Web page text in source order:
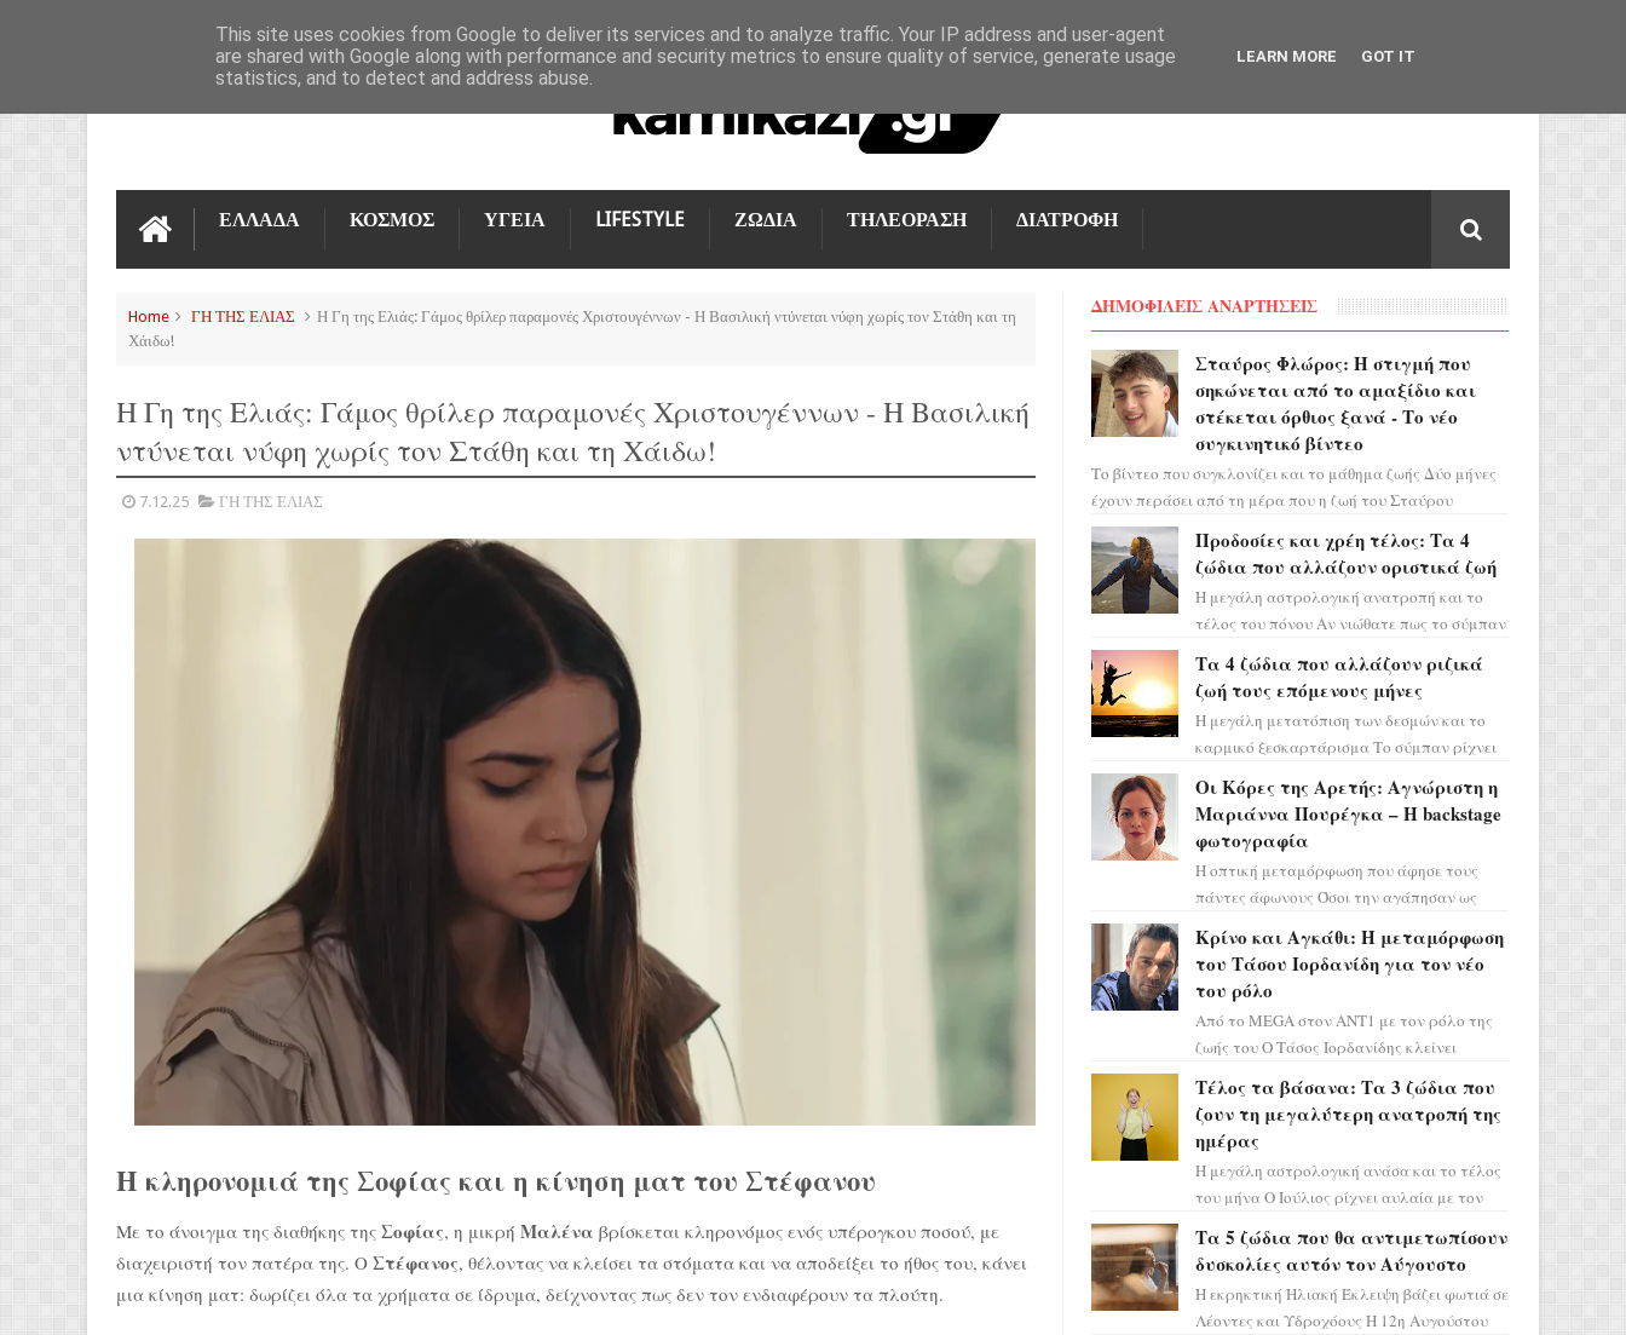
ΕΠΙΚΟΙΝΩΝΊΑ
ΕΛΛΑΔΑ ΚΟΣΜΟΣ ΥΓΕΙΑ LIFESTYLE ΖΩΔΙΑ ΤΗΛΕΟΡΑΣΗ ΔΙΑΤΡΟΦΗ
Home ΓΗ ΤΗΣ ΕΛΙΑΣ
Η Γη της Ελιάς: Γάμος θρίλερ παραμονές Χριστουγέννων - Η Βασιλική ντύνεται νύφη χωρίς τον Στάθη και τη
Χάιδω!
Η Γη της Ελιάς: Γάμος θρίλερ παραμονές Χριστουγέννων - Η Βασιλική
ντύνεται νύφη χωρίς τον Στάθη και τη Χάιδω!
7.12.25 ΓΗ ΤΗΣ ΕΛΙΑΣ
Η κληρονομιά της Σοφίας και η κίνηση ματ του Στέφανου
Με το άνοιγμα της διαθήκης της Σοφίας, η μικρή Μαλένα βρίσκεται κληρονόμος ενός υπέρογκου ποσού, με
διαχειριστή τον πατέρα της. Ο Στέφανος, θέλοντας να κλείσει τα στόματα και να αποδείξει το ήθος του, κάνει
μια κίνηση ματ: δωρίζει όλα τα χρήματα σε ίδρυμα, δείχνοντας πως δεν τον ενδιαφέρουν τα πλούτη.
ΔΗΜΟΦΙΛΕΙΣ ΑΝΑΡΤΗΣΕΙΣ
Σταύρος Φλώρος: Η στιγμή που
σηκώνεται από το αμαξίδιο και
στέκεται όρθιος ξανά - Το νέο
συγκινητικό βίντεο
Το βίντεο που συγκλονίζει και το μάθημα ζωής Δύο μήνες
έχουν περάσει από τη μέρα που η ζωή του Σταύρου
Φλώρου άλλαξε για πάντα. Ο πρώην...
Προδοσίες και χρέη τέλος: Τα 4
ζώδια που αλλάζουν οριστικά ζωή
Η μεγάλη αστρολογική ανατροπή και το
τέλος του πόνου Αν νιώθατε πως το σύμπαν
πάρετε μια βαθιά α...
Τα 4 ζώδια που αλλάζουν ριζικά
ζωή τους επόμενους μήνες
Η μεγάλη μετατόπιση των δεσμών και το
καρμικό ξεσκαρτάρισμα Το σύμπαν ρίχνει
προειδοποιεί: οι σελην...
Οι Κόρες της Αρετής: Αγνώριστη η
Μαριάννα Πουρέγκα – H backstage
φωτογραφία
Η οπτική μεταμόρφωση που άφησε τους
πάντες άφωνους Όσοι την αγάπησαν ως
πρέπει τώρα να προετοιμαστο...
Κρίνο και Αγκάθι: Η μεταμόρφωση
του Τάσου Ιορδανίδη για τον νέο
του ρόλο
Από το MEGA στον ΑΝΤ1 με τον ρόλο της
ζωής του Ο Τάσος Ιορδανίδης κλείνει
επιτυχίας «Μια Νύχτα Μόνο» ...
Τέλος τα βάσανα: Τα 3 ζώδια που
ζουν τη μεγαλύτερη ανατροπή της
ημέρας
Η μεγάλη αστρολογική ανάσα και το τέλος
του μήνα Ο Ιούλιος ρίχνει αυλαία με τον
περνάει στο ζώδιο τω...
Τα 5 ζώδια που θα αντιμετωπίσουν
δυσκολίες αυτόν τον Αύγουστο
Η εκρηκτική Ηλιακή Έκλειψη βάζει φωτιά σε
Λέοντες και Υδροχόους Η 12η Αυγούστου
This site uses cookies from Google to deliver its services and to analyze traffic. Your IP address and user-agent
are shared with Google along with performance and security metrics to ensure quality of service, generate usage
statistics, and to detect and address abuse.
LEARN MORE GOT IT